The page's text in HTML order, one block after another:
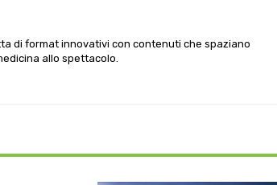
di format innovativi con contenuti che spaziano
allo spettacolo.